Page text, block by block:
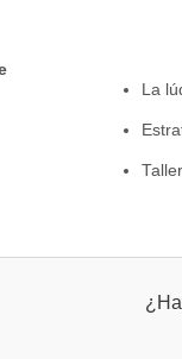
La